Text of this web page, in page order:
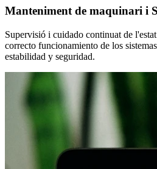
Manteniment de maquinari i
Supervisió i cuidado continuat de
correcto funcionamiento de los
estabilidad y seguridad.